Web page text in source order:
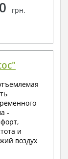
грн.
-
и
воздух